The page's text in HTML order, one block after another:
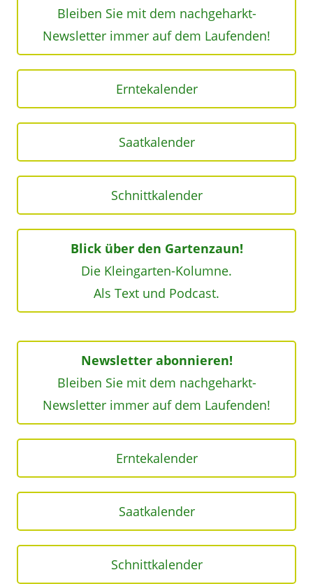
Bleiben Sie mit dem nachgeharkt-
Newsletter immer auf dem Laufenden!
Erntekalender
Saatkalender
Schnittkalender
Blick über den Gartenzaun!
Die Kleingarten-Kolumne.
Als Text und Podcast.
Newsletter abonnieren!
Bleiben Sie mit dem nachgeharkt-
Newsletter immer auf dem Laufenden!
Erntekalender
Saatkalender
Schnittkalender